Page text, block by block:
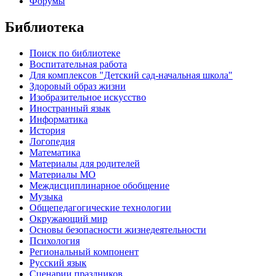
Библиотека
Поиск по библиотеке
Воспитательная работа
Для комплексов "Детский сад-начальная школа"
Здоровый образ жизни
Изобразительное искусство
Иностранный язык
Информатика
История
Логопедия
Математика
Материалы для родителей
Материалы МО
Междисциплинарное обобщение
Музыка
Общепедагогические технологии
Окружающий мир
Основы безопасности жизнедеятельности
Психология
Региональный компонент
Русский язык
Сценарии праздников